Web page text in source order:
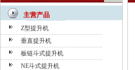
主营产品
Z型提升机
垂直提升机
板链斗式提升机
NE斗式提升机